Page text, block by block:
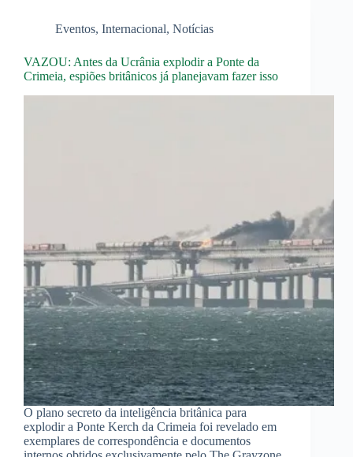
Eventos, Internacional, Notícias
VAZOU: Antes da Ucrânia explodir a Ponte da
Crimeia, espiões britânicos já planejavam fazer isso
O plano secreto da inteligência britânica para
explodir a Ponte Kerch da Crimeia foi revelado em
exemplares de correspondência e documentos